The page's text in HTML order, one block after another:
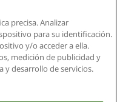
- CIF : B-95610580: -
precisa. Analizar
para su identificación.
y/o acceder a ella.
medición de publicidad y
y desarrollo de servicios.